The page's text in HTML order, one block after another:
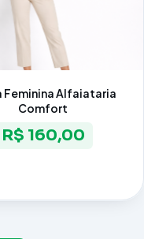
Feminina Alfaiataria
Comfort
R$ 160,00